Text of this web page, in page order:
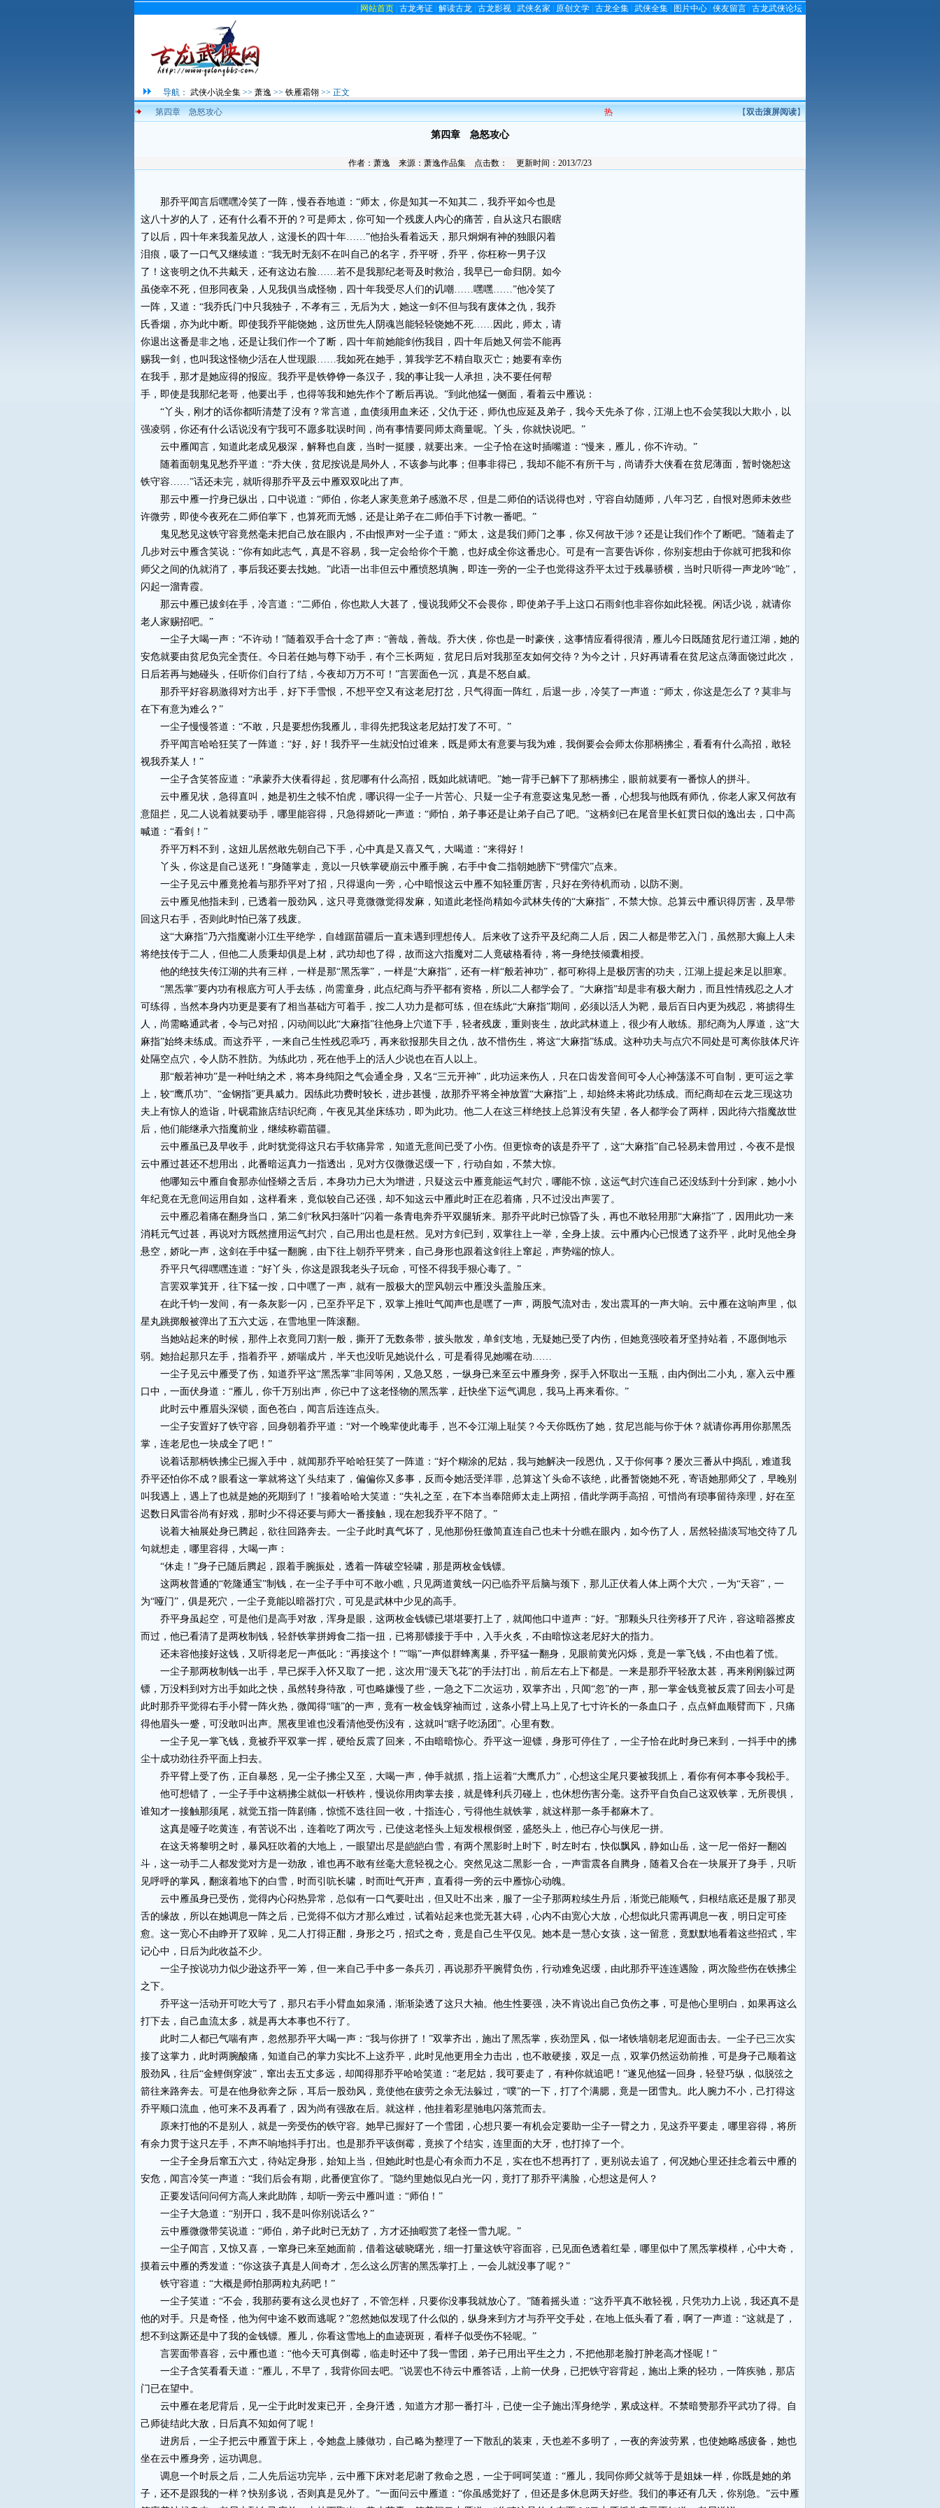
网站首页 古龙考证 解读古龙 古龙影视 武侠名家 原创文学 古龙全集 武侠全集 图片中心 侠友留言 古龙武侠论坛
导航： 武侠小说全集 >> 萧逸 >> 铁雁霜翎 >> 正文
第四章 急怒攻心
热 【双击滚屏阅读】
第四章 急怒攻心
作者： 萧逸 来源： 萧逸作品集 点击数： 更新时间：2013/7/23
那乔平闻言后嘿嘿冷笑了一阵，慢吞吞地道：“师太，你是知其一不知其二，我乔平如今也是
这八十岁的人了，还有什么看不开的？可是师太，你可知一个残废人内心的痛苦，自从这只右眼瞎
了以后，四十年来我羞见故人，这漫长的四十年……”他抬头看着远天，那只炯炯有神的独眼闪着
泪痕，吸了一口气又继续道：“我无时无刻不在叫自己的名字，乔平呀，乔平，你枉称一男子汉
了！这丧明之仇不共戴天，还有这边右脸……若不是我那纪老哥及时救治，我早已一命归阴。如今
虽侥幸不死，但形同夜枭，人见我俱当成怪物，四十年我受尽人们的讥嘲……嘿嘿……”他冷笑了
一阵，又道：“我乔氏门中只我独子，不孝有三，无后为大，她这一剑不但与我有废体之仇，我乔
氏香烟，亦为此中断。即使我乔平能饶她，这历世先人阴魂岂能轻轻饶她不死……因此，师太，请
你退出这番是非之地，还是让我们作一个了断，四十年前她能剑伤我目，四十年后她又何尝不能再
赐我一剑，也叫我这怪物少活在人世现眼……我如死在她手，算我学艺不精自取灭亡；她要有幸伤
在我手，那才是她应得的报应。我乔平是铁铮铮一条汉子，我的事让我一人承担，决不要任何帮
手，即使是我那纪老哥，他要出手，也得等我和她先作个了断后再说。”到此他猛一侧面，看着云中雁说：
“丫头，刚才的话你都听清楚了没有？常言道，血债须用血来还，父仇于还，师仇也应延及弟子，我今天先杀了你，江湖上也不会笑我以大欺小，以
强凌弱，你还有什么话说没有宁我可不愿多耽误时间，尚有事情要同师太商量呢。丫头，你就快说吧。”
云中雁闻言，知道此老成见极深，解释也自废，当时一挺腰，就要出来。一尘子恰在这时插嘴道：“慢来，雁儿，你不许动。”
随着面朝鬼见愁乔平道：“乔大侠，贫尼按说是局外人，不该参与此事；但事非得已，我却不能不有所干与，尚请乔大侠看在贫尼薄面，暂时饶恕这
铁守容……”话还未完，就听得那乔平及云中雁双双叱出了声。
那云中雁一拧身已纵出，口中说道：“师伯，你老人家美意弟子感激不尽，但是二师伯的话说得也对，守容自幼随师，八年习艺，自恨对恩师未效些
许微劳，即使今夜死在二师伯掌下，也算死而无憾，还是让弟子在二师伯手下讨教一番吧。”
鬼见愁见这铁守容竟然毫未把自己放在眼内，不由恨声对一尘子道：“师太，这是我们师门之事，你又何故干涉？还是让我们作个了断吧。”随着走了
几步对云中雁含笑说：“你有如此志气，真是不容易，我一定会给你个干脆，也好成全你这番忠心。可是有一言要告诉你，你别妄想由于你就可把我和你
师父之间的仇就消了，事后我还要去找她。”此语一出非但云中雁愤怒填胸，即连一旁的一尘子也觉得这乔平太过于残暴骄横，当时只听得一声龙吟“呛”，
闪起一溜青霞。
那云中雁已拔剑在手，冷言道：“二师伯，你也欺人大甚了，慢说我师父不会畏你，即使弟子手上这口石雨剑也非容你如此轻视。闲话少说，就请你
老人家赐招吧。”
一尘子大喝一声：“不许动！”随着双手合十念了声：“善哉，善哉。乔大侠，你也是一时豪侠，这事情应看得很清，雁儿今日既随贫尼行道江湖，她的
安危就要由贫尼负完全责任。今日若任她与尊下动手，有个三长两短，贫尼日后对我那至友如何交待？为今之计，只好再请看在贫尼这点薄面饶过此次，
日后若再与她碰头，任听你们自行了结，今夜却万万不可！”言罢面色一沉，真是不怒自威。
那乔平好容易激得对方出手，好下手雪恨，不想平空又有这老尼打岔，只气得面一阵红，后退一步，冷笑了一声道：“师太，你这是怎么了？莫非与
在下有意为难么？”
一尘子慢慢答道：“不敢，只是要想伤我雁儿，非得先把我这老尼姑打发了不可。”
乔平闻言哈哈狂笑了一阵道：“好，好！我乔平一生就没怕过谁来，既是师太有意要与我为难，我倒要会会师太你那柄拂尘，看看有什么高招，敢轻
视我乔某人！”
一尘子含笑答应道：“承蒙乔大侠看得起，贫尼哪有什么高招，既如此就请吧。”她一背手已解下了那柄拂尘，眼前就要有一番惊人的拼斗。
云中雁见状，急得直叫，她是初生之犊不怕虎，哪识得一尘子一片苦心、只疑一尘子有意耍这鬼见愁一番，心想我与他既有师仇，你老人家又何故有
意阻拦，见二人说着就要动手，哪里能容得，只急得娇叱一声道：“师怕，弟子事还是让弟子自己了吧。”这柄剑已在尾音里长虹贯日似的逸出去，口中高
喊道：“看剑！”
乔平万料不到，这妞儿居然敢先朝自己下手，心中真是又喜又气，大喝道：“来得好！
丫头，你这是自己送死！”身随掌走，竟以一只铁掌硬崩云中雁手腕，右手中食二指朝她膀下“劈儒穴”点来。
一尘子见云中雁竟抢着与那乔平对了招，只得退向一旁，心中暗恨这云中雁不知轻重厉害，只好在旁待机而动，以防不测。
云中雁见他指未到，已透着一股劲风，这只寻竟微微觉得发麻，知道此老怪尚精如今武林失传的“大麻指”，不禁大惊。总算云中雁识得厉害，及早带
回这只右手，否则此时怕已落了残废。
这“大麻指”乃六指魔谢小江生平绝学，自雄踞苗疆后一直未遇到理想传人。后来收了这乔平及纪商二人后，因二人都是带艺入门，虽然那大癫上人未
将绝技传于二人，但他二人质秉却俱是上材，武功却也了得，故而这六指魔对二人竟破格看待，将一身绝技倾囊相授。
他的绝技失传江湖的共有三样，一样是那“黑炁掌”，一样是“大麻指”，还有一样“般若神功”，都可称得上是极厉害的功夫，江湖上提起来足以胆寒。
“黑炁掌”要内功有根底方可人手去练，尚需童身，此点纪商与乔平都有资格，所以二人都学会了。“大麻指”却是非有极大耐力，而且性情残忍之人才
可练得，当然本身内功更是要有了相当基础方可着手，按二人功力是都可练，但在练此“大麻指”期间，必须以活人为靶，最后百日内更为残忍，将掳得生
人，尚需略通武者，令与己对招，闪动间以此“大麻指”往他身上穴道下手，轻者残废，重则丧生，故此武林道上，很少有人敢练。那纪商为人厚道，这“大
麻指”始终未练成。而这乔平，一来自己生性残忍乖巧，再来欲报那失目之仇，故不惜伤生，将这“大麻指”练成。这种功夫与点穴不同处是可离你肢体尺许
处隔空点穴，令人防不胜防。为练此功，死在他手上的活人少说也在百人以上。
那“般若神功”是一种吐纳之术，将本身纯阳之气会通全身，又名“三元开神”，此功运来伤人，只在口齿发音间可令人心神荡漾不可自制，更可运之掌
上，较“鹰爪功”、“金钢指”更具威力。因练此功费时较长，进步甚慢，故那乔平将全神放置“大麻指”上，却始终未将此功练成。而纪商却在云龙三现这功
夫上有惊人的造诣，叶砚霜旅店结识纪商，午夜见其坐床练功，即为此功。他二人在这三样绝技上总算没有失望，各人都学会了两样，因此待六指魔故世
后，他们能继承六指魔前业，继续称霸苗疆。
云中雁虽已及早收手，此时犹觉得这只右手软痛异常，知道无意间已受了小伤。但更惊奇的该是乔平了，这“大麻指”自己轻易未曾用过，今夜不是恨
云中雁过甚还不想用出，此番暗运真力一指透出，见对方仅微微迟缓一下，行动自如，不禁大惊。
他哪知云中雁自食那赤仙怪蟒之舌后，本身功力已大为增进，只疑这云中雁竟能运气封穴，哪能不惊，这运气封穴连自己还没练到十分到家，她小小
年纪竟在无意间运用自如，这样看来，竟似较自己还强，却不知这云中雁此时正在忍着痛，只不过没出声罢了。
云中雁忍着痛在翻身当口，第二剑“秋风扫落叶”闪着一条青电奔乔平双腿斩来。那乔平此时已惊昏了头，再也不敢轻用那“大麻指”了，因用此功一来
消耗元气过甚，再说对方既然擅用运气封穴，自己用出也是枉然。见对方剑已到，双掌往上一举，全身上拔。云中雁内心已恨透了这乔平，此时见他全身
悬空，娇叱一声，这剑在手中猛一翻腕，由下往上朝乔平劈来，自己身形也跟着这剑往上窜起，声势端的惊人。
乔平只气得嘿嘿连道：“好丫头，你这是跟我老头子玩命，可怪不得我手狠心毒了。”
言罢双掌箕开，往下猛一按，口中嘿了一声，就有一股极大的罡风朝云中雁没头盖脸压来。
在此千钧一发间，有一条灰影一闪，已至乔平足下，双掌上推吐气闻声也是嘿了一声，两股气流对击，发出震耳的一声大响。云中雁在这响声里，似
星丸跳掷般被弹出了五六丈远，在雪地里一阵滚翻。
当她站起来的时候，那件上衣竟同刀割一般，撕开了无数条带，披头散发，单剑支地，无疑她已受了内伤，但她竟强咬着牙坚持站着，不愿倒地示
弱。她抬起那只左手，指着乔平，娇喘成片，半天也没听见她说什么，可是看得见她嘴在动……
一尘子见云中雁受了伤，知道乔平这“黑炁掌”非同等闲，又急又怒，一纵身已来至云中雁身旁，探手入怀取出一玉瓶，由内倒出二小丸，塞入云中雁
口中，一面伏身道：“雁儿，你千万别出声，你已中了这老怪物的黑炁掌，赶快坐下运气调息，我马上再来看你。”
此时云中雁眉头深锁，面色苍白，闻言后连连点头。
一尘子安置好了铁守容，回身朝着乔平道：“对一个晚辈使此毒手，岂不令江湖上耻笑？今天你既伤了她，贫尼岂能与你于休？就请你再用你那黑炁
掌，连老尼也一块成全了吧！”
说着话那柄铁拂尘已握入手中，就闻那乔平哈哈狂笑了一阵道：“好个糊涂的尼姑，我与她解决一段恩仇，又于你何事？屡次三番从中捣乱，难道我
乔平还怕你不成？眼看这一掌就将这丫头结束了，偏偏你又多事，反而令她活受洋罪，总算这丫头命不该绝，此番暂饶她不死，寄语她那师父了，早晚别
叫我遇上，遇上了也就是她的死期到了！”接着哈哈大笑道：“失礼之至，在下本当奉陪师太走上两招，借此学两手高招，可惜尚有琐事留待亲理，好在至
迟数日风雷谷尚有好戏，那时少不得还要与师大一番接触，现在恕我乔平不陪了。”
说着大袖展处身已腾起，欲往回路奔去。一尘子此时真气坏了，见他那份狂傲简直连自己也未十分瞧在眼内，如今伤了人，居然轻描淡写地交待了几
句就想走，哪里容得，大喝一声：
“休走！”身子已随后腾起，跟着手腕振处，透着一阵破空轻啸，那是两枚金钱镖。
这两枚普通的“乾隆通宝”制钱，在一尘子手中可不敢小瞧，只见两道黄线一闪已临乔平后脑与颈下，那儿正伏着人体上两个大穴，一为“天容”，一
为“哑门”，俱是死穴，一尘子竟能以暗器打穴，可见是武林中少见的高手。
乔平身虽起空，可是他们是高手对敌，浑身是眼，这两枚金钱镖已堪堪要打上了，就闻他口中道声：“好。”那颗头只往旁移开了尺许，容这暗器擦皮
而过，他已看清了是两枚制钱，轻舒铁掌拼姆食二指一扭，已将那镖接于手中，入手火炙，不由暗惊这老尼好大的指力。
还未容他接好这钱，又听得老尼一声低叱：“再接这个！”“嗡”一声似群蜂离巢，乔平猛一翻身，见眼前黄光闪烁，竟是一掌飞钱，不由也着了慌。
一尘子那两枚制钱一出手，早已探手入怀又取了一把，这次用“漫天飞花”的手法打出，前后左右上下都是。一来是那乔平轻敌太甚，再来刚刚躲过两
镖，万没料到对方出手如此之快，虽然转身待敌，可也略嫌慢了些，一急之下二次运功，双掌齐出，只闻“忽”的一声，那一掌金钱竟被反震了回去小可是
此时那乔平觉得右手小臂一阵火热，微闻得“嗤”的一声，竟有一枚金钱穿袖而过，这条小臂上马上见了七寸许长的一条血口子，点点鲜血顺臂而下，只痛
得他眉头一蹙，可没敢叫出声。黑夜里谁也没看清他受伤没有，这就叫“瞎子吃汤团”。心里有数。
一尘子见一掌飞钱，竟被乔平双掌一挥，硬给反震了回来，不由暗暗惊心。乔平这一迎镖，身形可停住了，一尘子恰在此时身已来到，一抖手中的拂
尘十成功劲往乔平面上扫去。
乔平臂上受了伤，正自暴怒，见一尘子拂尘又至，大喝一声，伸手就抓，指上运着“大鹰爪力”，心想这尘尾只要被我抓上，看你有何本事令我松手。
他可想错了，一尘子手中这柄拂尘就似一杆铁杵，慢说你用肉掌去接，就是锋利兵刃碰上，也休想伤害分毫。这乔平自负自己这双铁掌，无所畏惧，
谁知才一接触那须尾，就觉五指一阵剧痛，惊慌不迭往回一收，十指连心，亏得他生就铁掌，就这样那一条手都麻木了。
这真是哑子吃黄连，有苦说不出，连着吃了两次亏，已使这老怪头上短发根根倒竖，盛怒头上，他已存心与侠尼一拼。
在这天将黎明之时，暴风狂吹着的大地上，一眼望出尽是皑皑白雪，有两个黑影时上时下，时左时右，快似飘风，静如山岳，这一尼一俗好一翻凶
斗，这一动手二人都发觉对方是一劲敌，谁也再不敢有丝毫大意轻视之心。突然见这二黑影一合，一声雷震各自腾身，随着又合在一块展开了身手，只听
见呼呼的掌风，翻滚着地下的白雪，时而引吭长啸，时而吐气开声，直看得一旁的云中雁惊心动魄。
云中雁虽身已受伤，觉得内心闷热异常，总似有一口气要吐出，但又吐不出来，服了一尘子那两粒续生丹后，渐觉已能顺气，归根结底还是服了那灵
舌的缘故，所以在她调息一阵之后，已觉得不似方才那么难过，试着站起来也觉无甚大碍，心内不由宽心大放，心想似此只需再调息一夜，明日定可痊
愈。这一宽心不由睁开了双眸，见二人打得正酣，身形之巧，招式之奇，竟是自己生平仅见。她本是一慧心女孩，这一留意，竟默默地看着这些招式，牢
记心中，日后为此收益不少。
一尘子按说功力似少逊这乔平一筹，但一来自己手中多一条兵刃，再说那乔平腕臂负伤，行动难免迟缓，由此那乔平连连遇险，两次险些伤在铁拂尘
之下。
乔平这一活动开可吃大亏了，那只右手小臂血如泉涌，渐渐染透了这只大袖。他生性要强，决不肯说出自己负伤之事，可是他心里明白，如果再这么
打下去，自己血流太多，就是再大本事也不行了。
此时二人都已气喘有声，忽然那乔平大喝一声：“我与你拼了！”双掌齐出，施出了黑炁掌，疾劲罡风，似一堵铁墙朝老尼迎面击去。一尘子已三次实
接了这掌力，此时两腕酸痛，知道自己的掌力实比不上这乔平，此时见他更用全力击出，也不敢硬接，双足一点，双掌仍然运劲前推，可是身子己顺着这
股劲风，往后“金鲤倒穿波”，窜出去五丈多远，却闻得那乔平哈哈笑道：“老尼姑，我可要走了，有种你就追吧！”遂见他猛一回身，轻登巧纵，似脱弦之
箭往来路奔去。可是在他身欲奔之际，耳后一股劲风，竟使他在疲劳之余无法躲过，“噗”的一下，打了个满腮，竟是一团雪丸。此人腕力不小，己打得这
乔平顺口流血，他可来不及再看了，因为尚有强敌在后。就这样，他挂着彩星驰电闪落荒而去。
原来打他的不是别人，就是一旁受伤的铁守容。她早已握好了一个雪团，心想只要一有机会定要助一尘子一臂之力，见这乔平要走，哪里容得，将所
有余力贯于这只左手，不声不响地抖手打出。也是那乔平该倒霉，竟挨了个结实，连里面的大牙，也打掉了一个。
一尘子全身后窜五六丈，待站定身形，始知上当，但她此时也是心有余而力不足，实在也不想再打了，更别说去追了，何况她心里还挂念着云中雁的
安危，闻言冷笑一声道：“我们后会有期，此番便宜你了。”隐约里她似见白光一闪，竟打了那乔平满脸，心想这是何人？
正要发话问问何方高人来此助阵，却听一旁云中雁叫道：“师伯！”
一尘子大急道：“别开口，我不是叫你别说话么？”
云中雁微微带笑说道：“师伯，弟子此时已无妨了，方才还抽暇赏了老怪一雪九呢。”
一尘子闻言，又惊又喜，一窜身已来至她面前，借着这破晓曙光，细一打量这铁守容面容，已见面色透着红晕，哪里似中了黑炁掌模样，心中大奇，
摸着云中雁的秀发道：“你这孩子真是人间奇才，怎么这么厉害的黑炁掌打上，一会儿就没事了呢？”
铁守容道：“大概是师怕那两粒丸药吧！”
一尘子笑道：“不会，我那药要有这么灵也好了，不管怎样，只要你没事我就放心了。”随着摇头道：“这乔平真不敢轻视，只凭功力上说，我还真不是
他的对手。只是奇怪，他为何中途不败而逃呢？”忽然她似发现了什么似的，纵身来到方才与乔平交手处，在地上低头看了看，啊了一声道：“这就是了，
想不到这厮还是中了我的金钱镖。雁儿，你看这雪地上的血迹斑斑，看样子似受伤不轻呢。”
言罢面带喜容，云中雁也道：“他今天可真倒霉，临走时还中了我一雪团，弟子已用出平生之力，不把他那老脸打肿老高才怪呢！”
一尘子含笑看看天道：“雁儿，不早了，我背你回去吧。”说罢也不待云中雁答话，上前一伏身，已把铁守容背起，施出上乘的轻功，一阵疾驰，那店
门已在望中。
云中雁在老尼背后，见一尘于此时发束已开，全身汗透，知道方才那一番打斗，已使一尘子施出浑身绝学，累成这样。不禁暗赞那乔平武功了得。自
己师徒结此大敌，日后真不知如何了呢！
进房后，一尘子把云中雁置于床上，令她盘上膝做功，自己略为整理了一下散乱的装束，天也差不多明了，一夜的奔波劳累，也使她略感疲备，她也
坐在云中雁身旁，运功调息。
调息一个时辰之后，二人先后运功完毕，云中雁下床对老尼谢了救命之恩，一尘于呵呵笑道：“雁儿，我同你师父就等于是姐妹一样，你既是她的弟
子，还不是跟我的一样？快别多说，否则真是见外了。”一面问云中雁道：“你虽感觉好了，但还是多休息两天好些。我们的事还有几天，你别急。”云中雁